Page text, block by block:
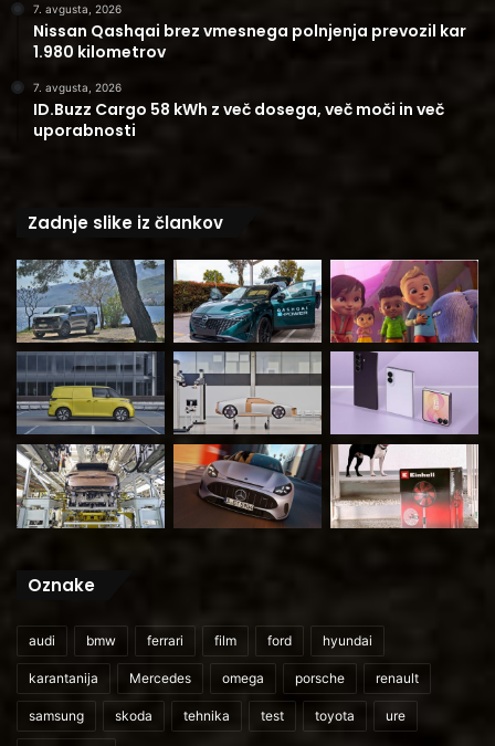
7. avgusta, 2026
Nissan Qashqai brez vmesnega polnjenja prevozil kar
1.980 kilometrov
7. avgusta, 2026
ID.Buzz Cargo 58 kWh z več dosega, več moči in več
uporabnosti
Zadnje slike iz člankov
Oznake
audi bmw ferrari film ford hyundai
karantanija Mercedes omega porsche renault
samsung skoda tehnika test toyota ure